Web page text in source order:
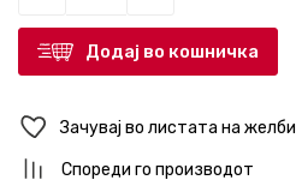
Додај во кошничка
Зачувај во листата на желби
Спореди го производот